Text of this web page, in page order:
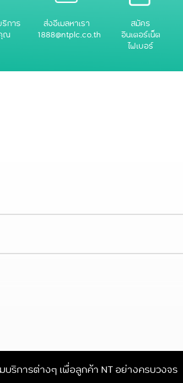
การ
ณ
ส่งอีเมลหาเรา
1888@ntplc.co.th
สมัคร
อินเตอร์เน็ต
ไฟเบอร์
บริการต่างๆ เพื่อลูกค้า NT อย่างครบวงจร